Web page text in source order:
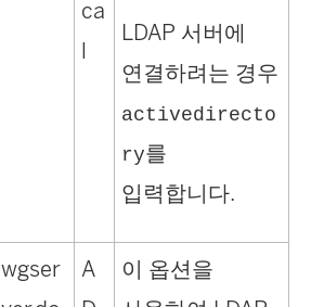
ca
l
LDAP 서버에
연결하려는 경우
activedirecto
ry를
입력합니다.
wgser
A
이 옵션을